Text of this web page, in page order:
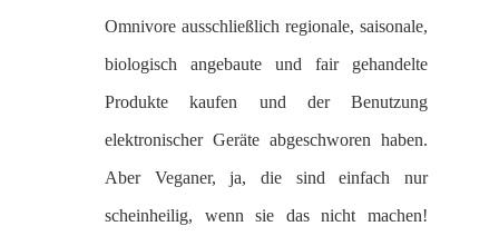
Omnivore ausschließlich regionale, saisonale,
biologisch angebaute und fair gehandelte
Produkte kaufen und der Benutzung
elektronischer Geräte abgeschworen haben.
Aber Veganer, ja, die sind einfach nur
scheinheilig, wenn sie das nicht machen!